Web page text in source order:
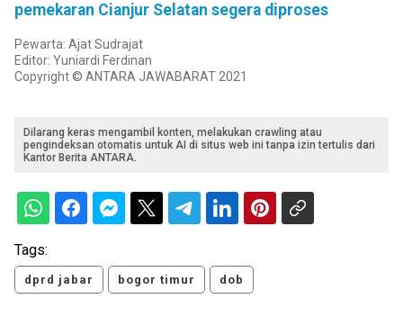
pemekaran Cianjur Selatan segera diproses
Pewarta: Ajat Sudrajat
Editor: Yuniardi Ferdinan
Copyright © ANTARA JAWABARAT 2021
Dilarang keras mengambil konten, melakukan crawling atau
pengindeksan otomatis untuk AI di situs web ini tanpa izin tertulis dari
Kantor Berita ANTARA.
Tags:
dprd jabar bogor timur dob